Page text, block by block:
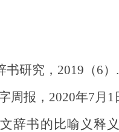
研究，2019（6）.
报，2020年7月1
书的比喻义释义